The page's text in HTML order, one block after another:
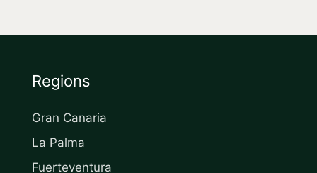
Regions
Gran Canaria
La Palma
Fuerteventura